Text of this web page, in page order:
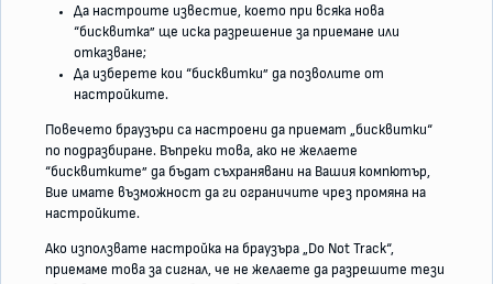
Да настроите известие, което при всяка нова
“бисквитка” ще иска разрешение за приемане или
отказване;
Да изберете кои “бисквитки” да позволите от
настройките.
Повечето браузъри са настроени да приемат „бисквитки“
по подразбиране. Въпреки това, ако не желаете
“бисквитките” да бъдат съхранявани на Вашия компютър,
Вие имате възможност да ги ограничите чрез промяна на
настройките.
Ако използвате настройка на браузъра „Do Not Track“,
приемаме това за сигнал, че не желаете да разрешите тези